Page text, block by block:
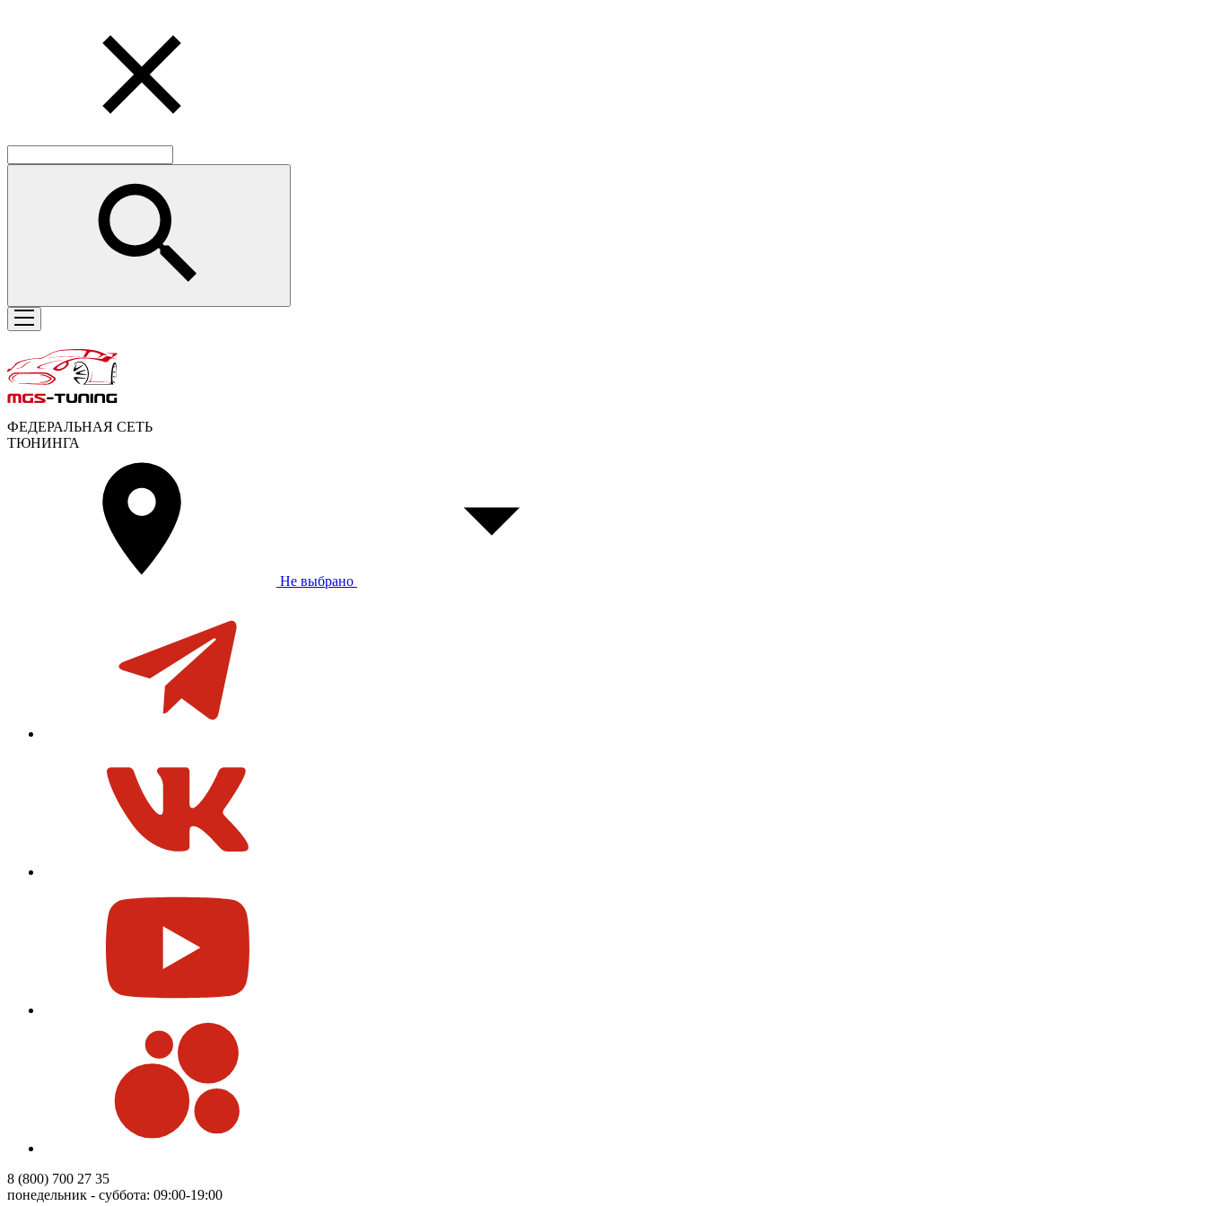
ФЕДЕРАЛЬНАЯ СЕТЬ
ТЮНИНГА
Не выбрано
8 (800) 700 27 35
понедельник - суббота: 09:00-19:00